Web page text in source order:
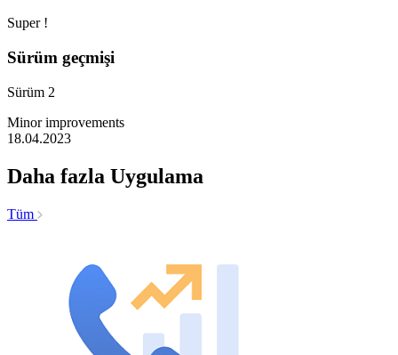
Super !
Sürüm geçmişi
Sürüm 2
Minor improvements
18.04.2023
Daha fazla Uygulama
Tüm